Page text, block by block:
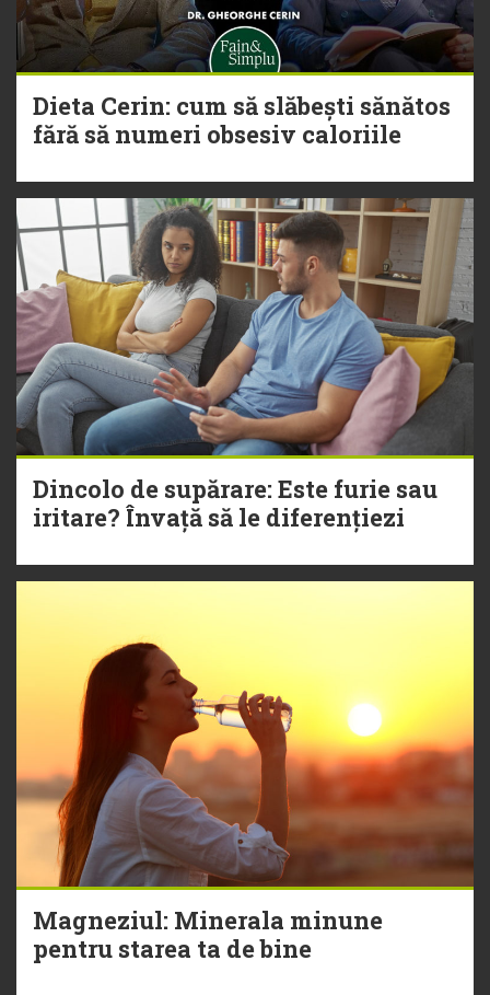
Dieta Cerin: cum să slăbești sănătos
fără să numeri obsesiv caloriile
Dincolo de supărare: Este furie sau
iritare? Învață să le diferențiezi
Magneziul: Minerala minune
pentru starea ta de bine